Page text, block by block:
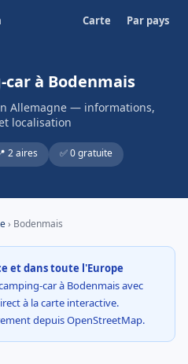
Carte Par pays
à Bodenmais
Allemagne — informations,
localisation
2 aires ✅ 0 gratuite
› Bodenmais
et dans toute l'Europe
car à Bodenmais avec
à la carte interactive.
depuis OpenStreetMap.